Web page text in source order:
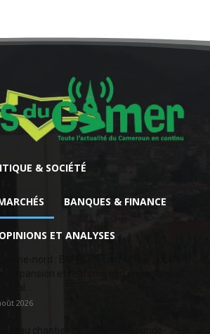
& SOCIÉTÉ
BANQUES & FINANCE
OPINIONS ET ANALYSES
2026